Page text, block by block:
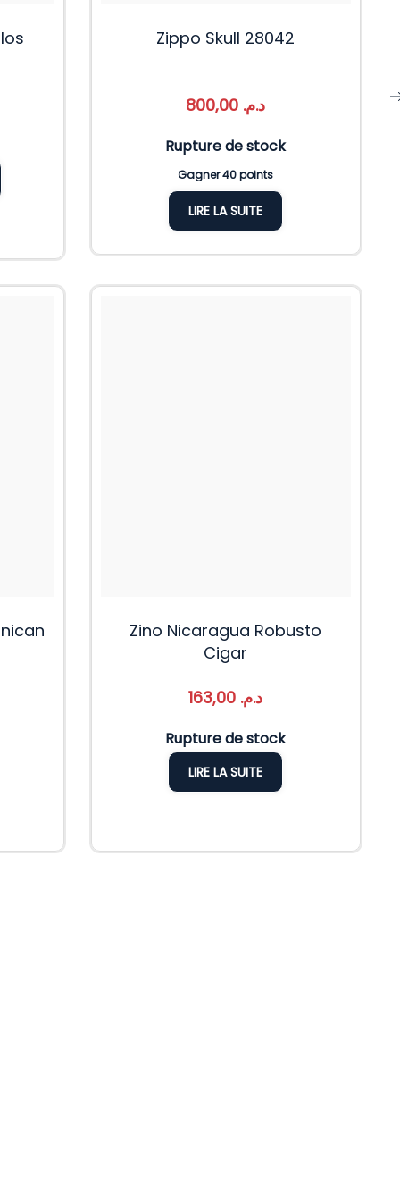
Zippo Skull 28042
د.م.
Rupture de stock
Gagner 40 points
LIRE LA SUITE
Zino Nicaragua Robusto
Cigar
د.م.
Rupture de stock
LIRE LA SUITE